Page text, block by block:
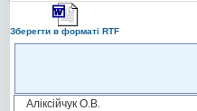
Зберегти в форматі RTF
Аліксійчук О.В.